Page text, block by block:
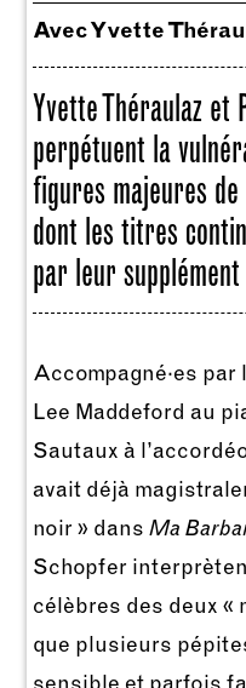
Avec Yvette
Yvette Théraulaz et
perpétuent la
figures majeures
dont les titres
par leur supplément
Accompagné·es
Lee Maddeford au
Sautaux à
avait déjà
noir » dans Ma
Schopfer
célèbres des deux «
que plusieurs